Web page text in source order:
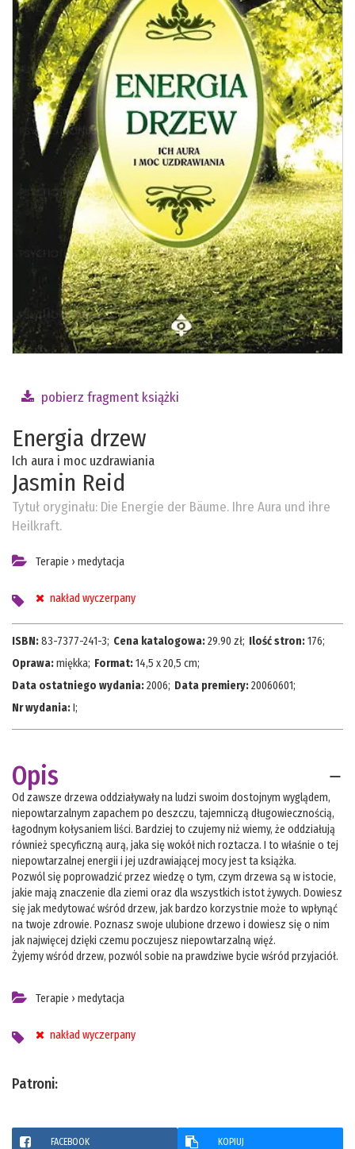
pobierz fragment książki
Energia drzew
Ich aura i moc uzdrawiania
Jasmin Reid
Tytuł oryginału: Die Energie der Bäume. Ihre Aura und ihre
Heilkraft.
Terapie › medytacja
nakład wyczerpany
ISBN:83-7377-241-3; Cena katalogowa:29.90 zł; Ilość stron:176;
Oprawa:miękka; Format:14,5 x 20,5 cm;
Data ostatniego wydania:2006; Data premiery:20060601;
Nr wydania:I;
Opis
Od zawsze drzewa oddziaływały na ludzi swoim dostojnym wyglądem,
niepowtarzalnym zapachem po deszczu, tajemniczą długowiecznością,
łagodnym kołysaniem liści. Bardziej to czujemy niż wiemy, że oddziałują
również specyficzną aurą, jaka się wokół nich roztacza. I to właśnie o tej
niepowtarzalnej energii i jej uzdrawiającej mocy jest ta książka.
Pozwól się poprowadzić przez wiedzę o tym, czym drzewa są w istocie,
jakie mają znaczenie dla ziemi oraz dla wszystkich istot żywych. Dowiesz
się jak medytować wśród drzew, jak bardzo korzystnie może to wpłynąć
na twoje zdrowie. Poznasz swoje ulubione drzewo i dowiesz się o nim
jak najwięcej dzięki czemu poczujesz niepowtarzalną więź.
Żyjemy wśród drzew, pozwól sobie na prawdziwe bycie wśród przyjaciół.
Terapie › medytacja
nakład wyczerpany
Patroni:
FACEBOOK KOPIUJ